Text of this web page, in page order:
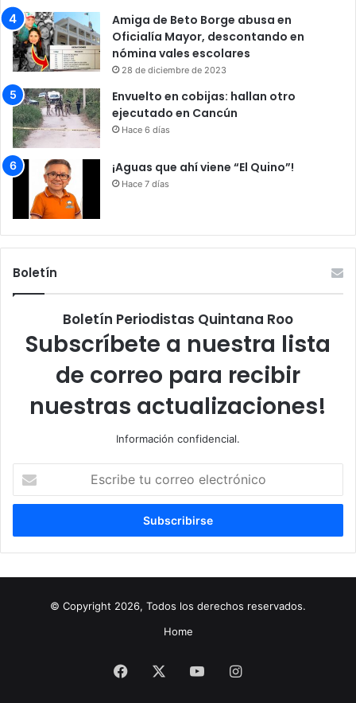
Amiga de Beto Borge abusa en
Oficialía Mayor, descontando en
nómina vales escolares
28 de diciembre de 2023
Envuelto en cobijas: hallan otro
ejecutado en Cancún
Hace 6 días
¡Aguas que ahí viene “El Quino”!
Hace 7 días
Boletín
Boletín Periodistas Quintana Roo
Subscríbete a nuestra lista
de correo para recibir
nuestras actualizaciones!
Información confidencial.
correo
© Copyright 2026, Todos los derechos reservados.
Home
Facebook YouTubeInstagram